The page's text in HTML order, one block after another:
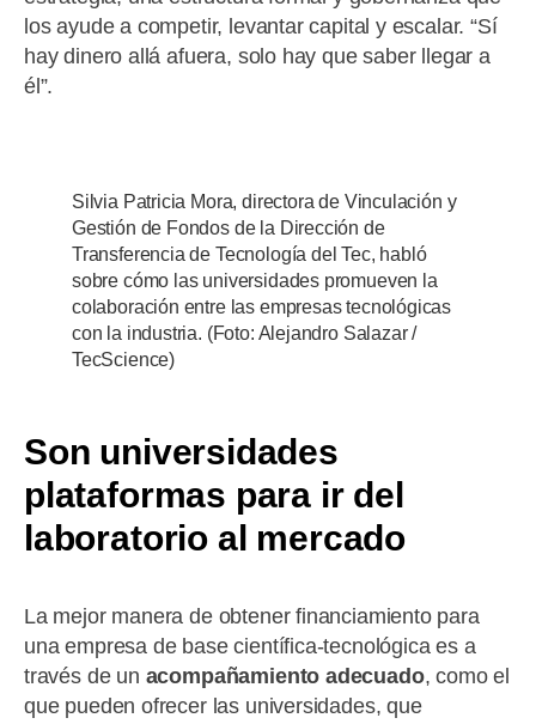
los ayude a competir, levantar capital y escalar. “Sí
hay dinero allá afuera, solo hay que saber llegar a
él”.
Silvia Patricia Mora, directora de Vinculación y
Gestión de Fondos de la Dirección de
Transferencia de Tecnología del Tec, habló
sobre cómo las universidades promueven la
colaboración entre las empresas tecnológicas
con la industria. (Foto: Alejandro Salazar /
TecScience)
Son universidades
plataformas para ir del
laboratorio al mercado
La mejor manera de obtener financiamiento para
una empresa de base científica-tecnológica es a
través de un acompañamiento adecuado, como el
que pueden ofrecer las universidades, que